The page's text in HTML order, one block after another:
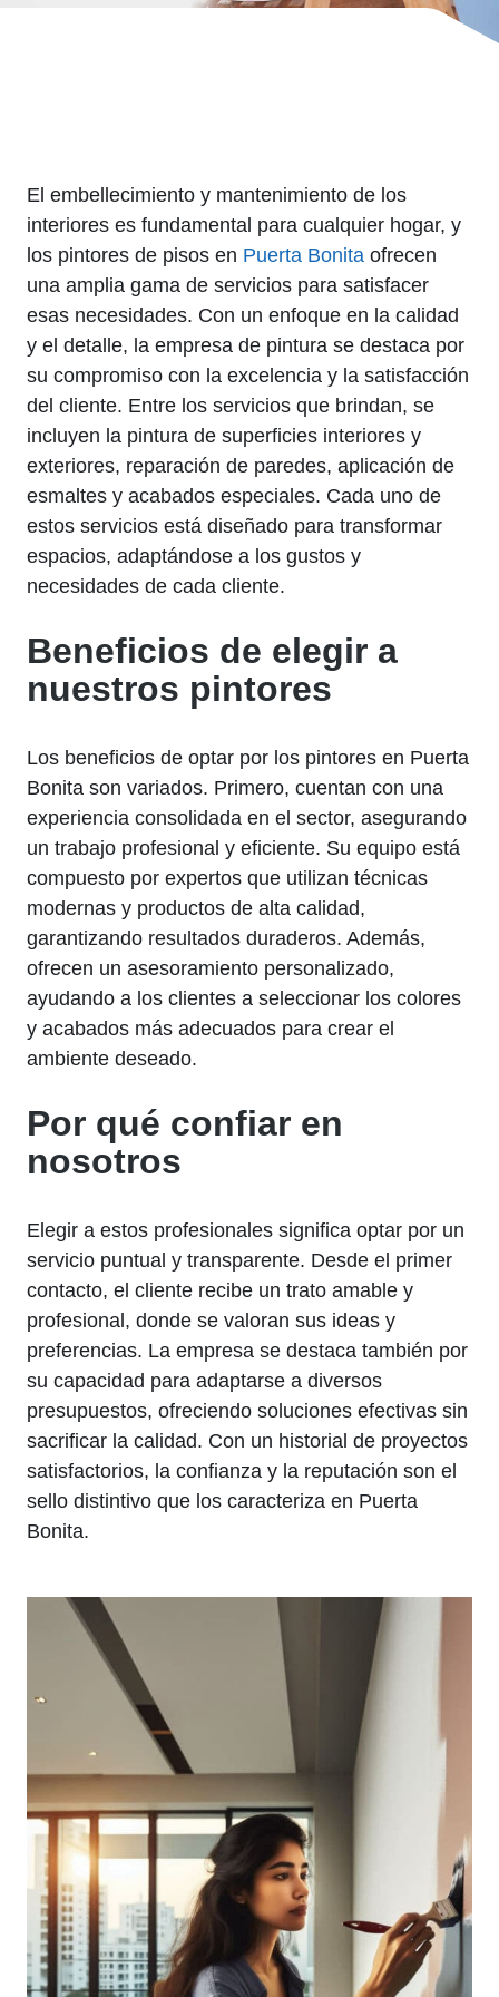
El embellecimiento y mantenimiento de los
interiores es fundamental para cualquier hogar, y
los pintores de pisos en Puerta Bonita ofrecen
una amplia gama de servicios para satisfacer
esas necesidades. Con un enfoque en la calidad
y el detalle, la empresa de pintura se destaca por
su compromiso con la excelencia y la satisfacción
del cliente. Entre los servicios que brindan, se
incluyen la pintura de superficies interiores y
exteriores, reparación de paredes, aplicación de
esmaltes y acabados especiales. Cada uno de
estos servicios está diseñado para transformar
espacios, adaptándose a los gustos y
necesidades de cada cliente.
Beneficios de elegir a
nuestros pintores
Los beneficios de optar por los pintores en Puerta
Bonita son variados. Primero, cuentan con una
experiencia consolidada en el sector, asegurando
un trabajo profesional y eficiente. Su equipo está
compuesto por expertos que utilizan técnicas
modernas y productos de alta calidad,
garantizando resultados duraderos. Además,
ofrecen un asesoramiento personalizado,
ayudando a los clientes a seleccionar los colores
y acabados más adecuados para crear el
ambiente deseado.
Por qué confiar en
nosotros
Elegir a estos profesionales significa optar por un
servicio puntual y transparente. Desde el primer
contacto, el cliente recibe un trato amable y
profesional, donde se valoran sus ideas y
preferencias. La empresa se destaca también por
su capacidad para adaptarse a diversos
presupuestos, ofreciendo soluciones efectivas sin
sacrificar la calidad. Con un historial de proyectos
satisfactorios, la confianza y la reputación son el
sello distintivo que los caracteriza en Puerta
Bonita.